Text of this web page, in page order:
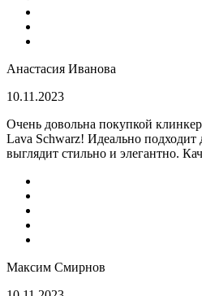
Анастасия Иванова
10.11.2023
Очень довольна покупкой
Lava Schwarz! Идеально подходит
выглядит стильно и элегантно.
Максим Смирнов